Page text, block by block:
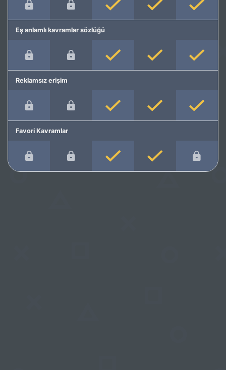
Eş anlamlı kavramlar sözlüğü
Reklamsız erişim
Favori Kavramlar